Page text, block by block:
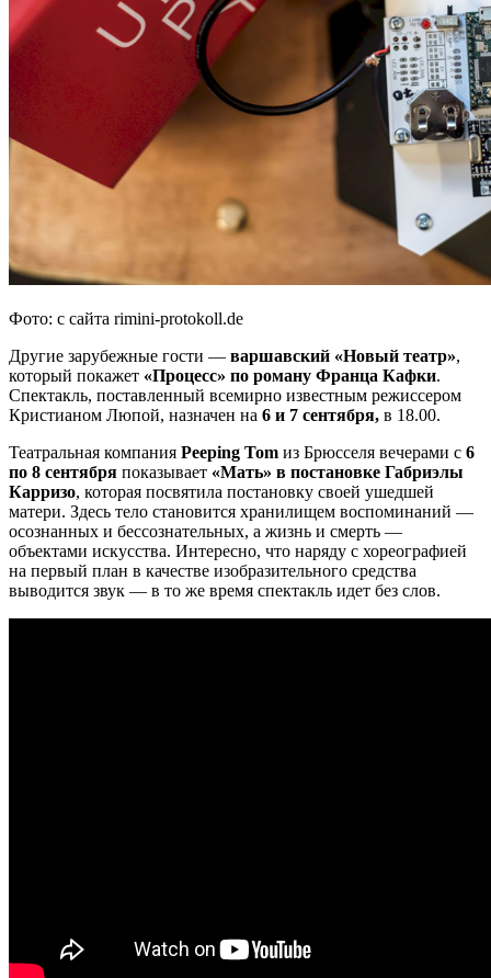
Фото: с сайта rimini-protokoll.de
Другие зарубежные гости — варшавский «Новый театр»,
который покажет «Процесс» по роману Франца Кафки.
Спектакль, поставленный всемирно известным режиссером
Кристианом Люпой, назначен на 6 и 7 сентября, в 18.00.
Театральная компания Peeping Tom из Брюсселя вечерами с 6
по 8 сентября показывает «Мать» в постановке Габриэлы
Карризо, которая посвятила постановку своей ушедшей
матери. Здесь тело становится хранилищем воспоминаний —
осознанных и бессознательных, а жизнь и смерть —
объектами искусства. Интересно, что наряду с хореографией
на первый план в качестве изобразительного средства
выводится звук — в то же время спектакль идет без слов.